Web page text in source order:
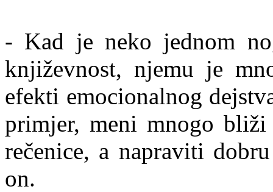
- Kad je neko jednom
književnost, njemu je
efekti emocionalnog
primjer, meni mnogo
rečenice, a napraviti
on.